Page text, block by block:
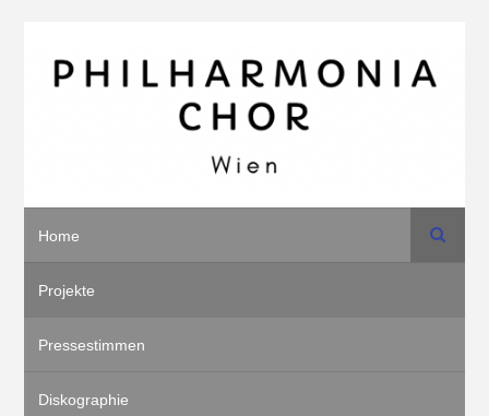
Home
Projekte
Pressestimmen
Diskographie
Suche